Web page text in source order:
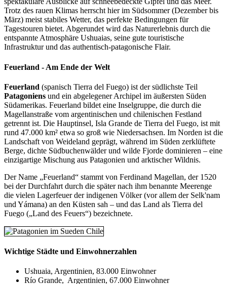
Trotz des rauen Klimas herrscht hier im Südsommer (Dezember bis
März) meist stabiles Wetter, das perfekte Bedingungen für
Tagestouren bietet. Abgerundet wird das Naturerlebnis durch die
entspannte Atmosphäre Ushuaias, seine gute touristische
Infrastruktur und das authentisch-patagonische Flair.
Feuerland - Am Ende der Welt
Feuerland (spanisch Tierra del Fuego) ist der südlichste Teil
Patagoniens und ein abgelegener Archipel im äußersten Süden
Südamerikas. Feuerland bildet eine Inselgruppe, die durch die
Magellanstraße vom argentinischen und chilenischen Festland
getrennt ist. Die Hauptinsel, Isla Grande de Tierra del Fuego, ist mit
rund 47.000 km² etwa so groß wie Niedersachsen. Im Norden ist die
Landschaft von Weideland geprägt, während im Süden zerklüftete
Berge, dichte Südbuchenwälder und wilde Fjorde dominieren – eine
einzigartige Mischung aus Patagonien und arktischer Wildnis.
Der Name „Feuerland“ stammt von Ferdinand Magellan, der 1520
bei der Durchfahrt durch die später nach ihm benannte Meerenge
die vielen Lagerfeuer der indigenen Völker (vor allem der Selk'nam
und Yámana) an den Küsten sah – und das Land als Tierra del
Fuego („Land des Feuers“) bezeichnete.
Wichtige Städte und Einwohnerzahlen
Ushuaia, Argentinien, 83.000 Einwohner
Río Grande, Argentinien, 67.000 Einwohner